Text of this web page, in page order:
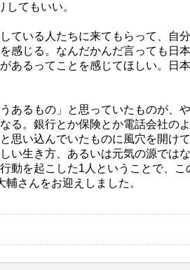
してもいい。
ている人たちに来てもらって、自
感じる。なんだかんだ言っても日
あるってことを感じてほしい。日
あるもの」と思っていたものが、
る。銀行とか保険とか電話会社の
思い込んでいたものに風穴を開け
い生き方、あるいは元気の源では
動を起こした1人ということで、こ
さんをお迎えしました。